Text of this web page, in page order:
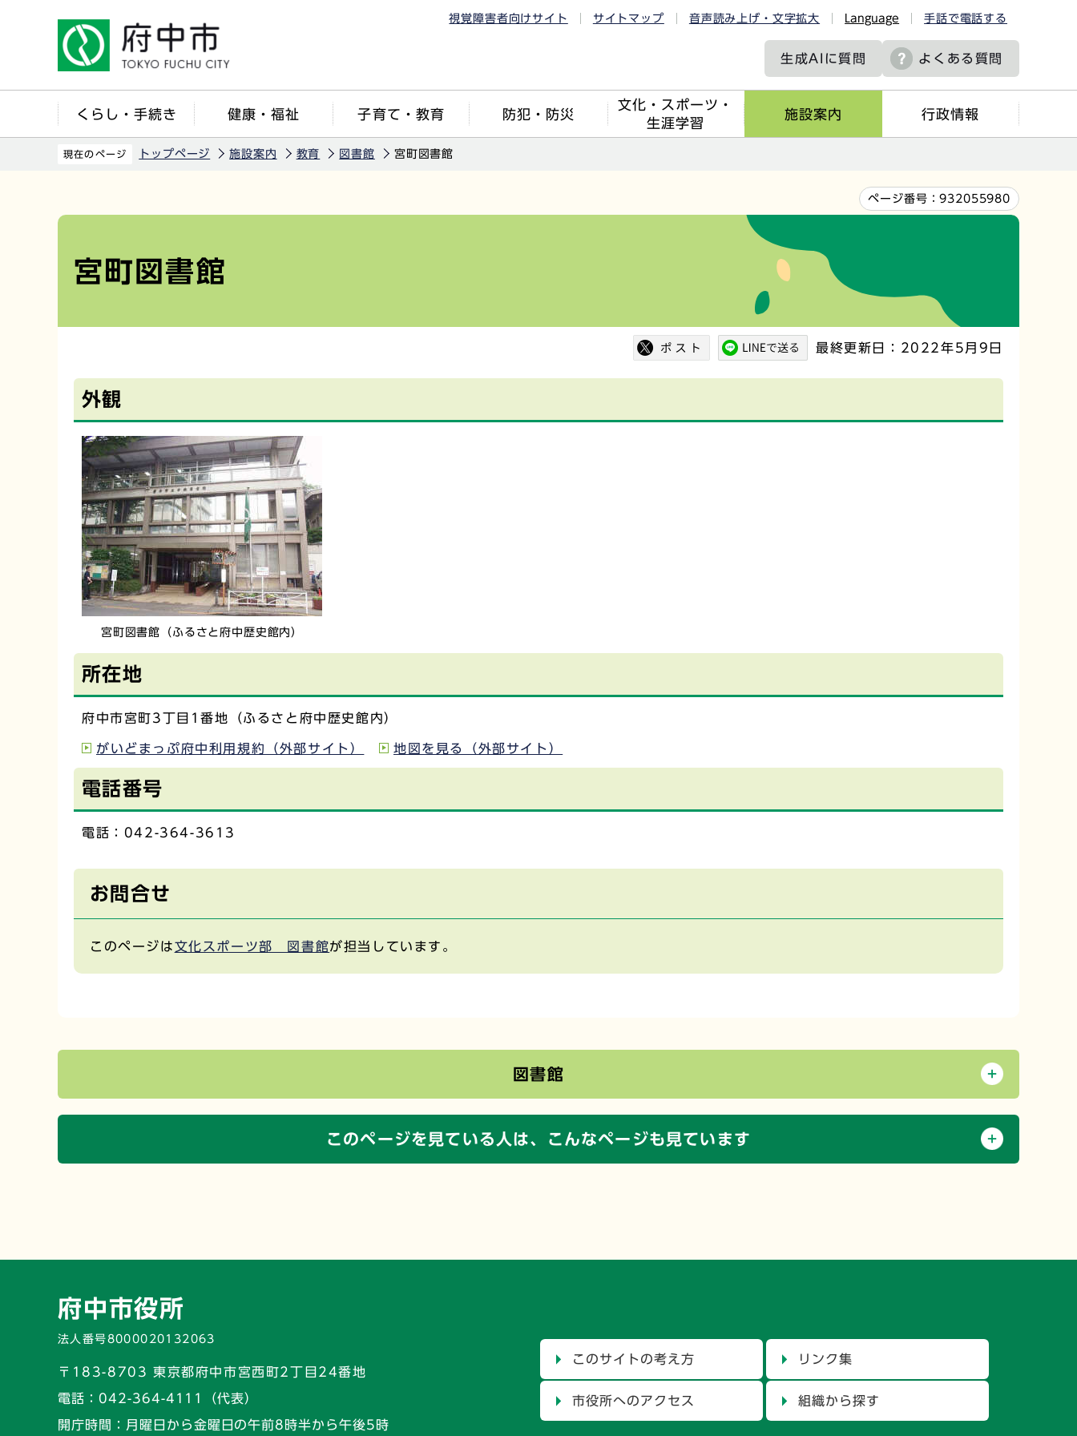
視覚障害者向けサイト サイトマップ 音声読み上げ・文字拡大 Language 手話で電話する
生成AIに質問 よくある質問
くらし・手続き 健康・福祉 子育て・教育 防犯・防災
文化・スポーツ・
生涯学習
施設案内 行政情報
現在のページ トップページ 施設案内 教育 図書館 宮町図書館
ページ番号：932055980
宮町図書館
最終更新日：2022年5月9日
外観
宮町図書館（ふるさと府中歴史館内）
所在地
府中市宮町3丁目1番地（ふるさと府中歴史館内）
がいどまっぷ府中利用規約（外部サイト） 地図を見る（外部サイト）
電話番号
電話：042-364-3613
お問合せ
このページは文化スポーツ部 図書館が担当しています。
図書館
このページを見ている人は、 こんなページも見ています
府中市役所
法人番号8000020132063
〒183-8703 東京都府中市宮西町2丁目24番地
電話： 042-364-4111（代表）
開庁時間： 月曜日から金曜日の午前8時半から午後5時
このサイトの考え方 リンク集
市役所へのアクセス 組織から探す